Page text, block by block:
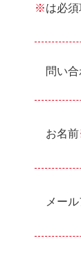
※は必須
問い
お名前
メー